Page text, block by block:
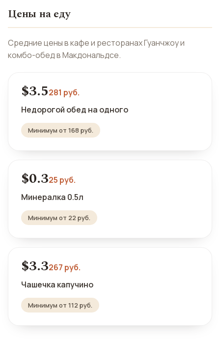
Цены на еду
Средние цены в кафе и ресторанах Гуанчжоу и
комбо-обедв Макдональдсе.
$3.5281 руб.
Недорогой обед на одного
Минимум от 168 руб.
$0.325 руб.
Минералка 0.5л
Минимум от 22 руб.
$3.3267 руб.
Чашечка капучино
Минимум от 112 руб.